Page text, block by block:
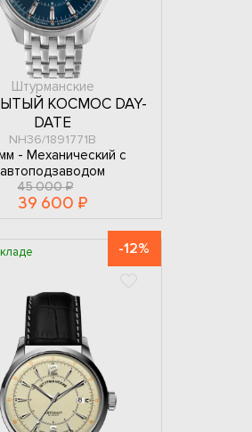
Штурманские
КОСМОС DAY-
DATE
NH36/1891771B
- Механический с
автоподзаводом
45 000 ₽
39 600 ₽
-12%